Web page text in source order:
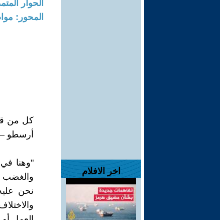
اخر الافلام
الحوار المتمدن-العدد:
المحور:
كل من
أرسطو
"وهنا
والغضب
نحن